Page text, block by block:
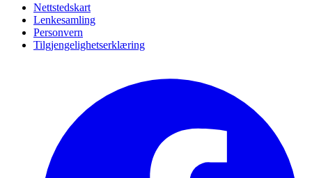
Nettstedskart
Lenkesamling
Personvern
Tilgjengelighetserklæring